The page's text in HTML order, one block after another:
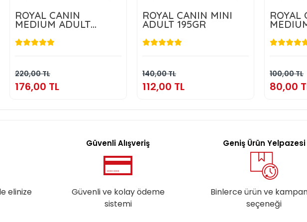
ROYAL CANIN
MEDIUM ADULT
220,00 TL
176,00 TL
ROYAL CANIN MINI
ADULT 195GR
140,00 TL
112,00 TL
ROYAL
100,00 TL
80,00
elinize
Güvenli Alışveriş
Güvenli ve kolay ödeme
sistemi
Geniş Ürün Yelpazesi
Binlerce ürün ve
seçeneği